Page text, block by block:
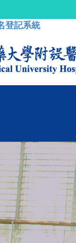
登記系統